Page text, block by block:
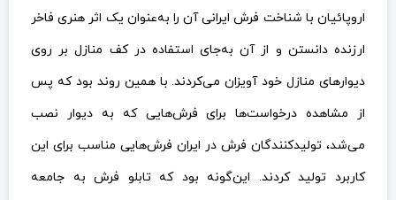
اروپائیان با شناخت فرش ایرانی آن را به‌عنوان یک اثر هنری فاخر
ارزنده دانستن و از آن به‌جای استفاده در کف منازل بر روی
دیوارهای منازل خود آویزان می‌کردند. با همین روند بود که پس
از مشاهده درخواست‌ها برای فرش‌هایی که به دیوار نصب
می‌شد، تولیدکنندگان فرش در ایران فرش‌هایی مناسب برای این
کاربرد تولید کردند. این‌گونه بود که تابلو فرش به جامعه